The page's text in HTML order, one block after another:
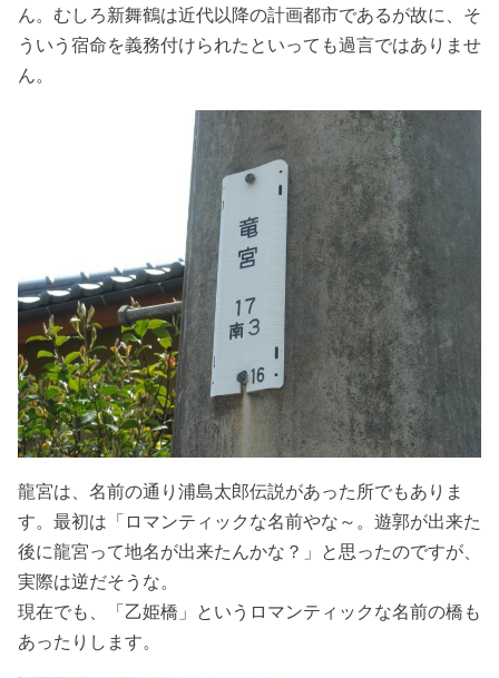
ん。むしろ新舞鶴は近代以降の計画都市であるが故に、そ
ういう宿命を義務付けられたといっても過言ではありませ
ん。
龍宮は、名前の通り浦島太郎伝説があった所でもありま
す。最初は「ロマンティックな名前やな～。遊郭が出来た
後に龍宮って地名が出来たんかな？」と思ったのですが、
実際は逆だそうな。
現在でも、「乙姫橋」というロマンティックな名前の橋も
あったりします。